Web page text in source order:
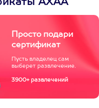
АХАА
Просто подари
сертификат
Пусть владелец сам
выберет развлечение.
3900+ развлечений